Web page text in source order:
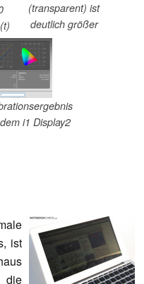
(transparent) ist
deutlich größer
i1 Display2
ist
die